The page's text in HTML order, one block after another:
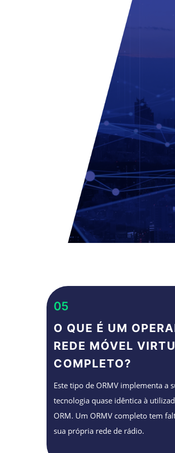
05
O QUE É UM
REDE MÓVEL
COMPLETO?
Este tipo de ORMV implementa a
tecnologia quase idêntica à
ORM. Um ORMV completo tem
sua própria rede de rádio.